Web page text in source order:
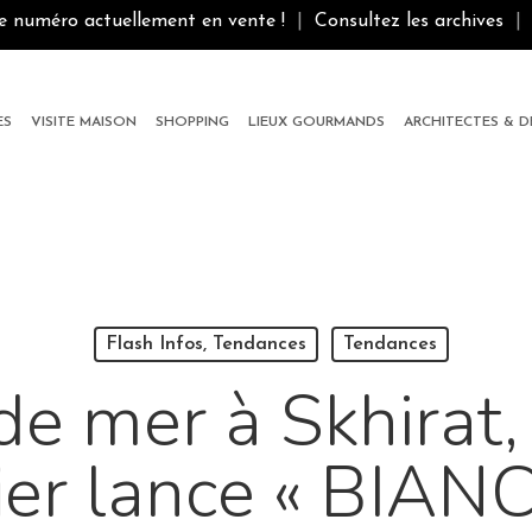
numéro actuellement en vente ! Consultez les archives
VISITE MAISON SHOPPING LIEUX GOURMANDS ARCHITECTES &
Flash Infos, Tendances Tendances
mer à
lance «